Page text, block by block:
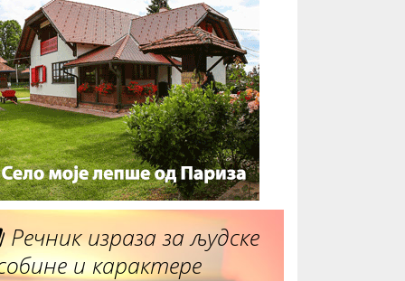
Речник израза за људске
и карактере